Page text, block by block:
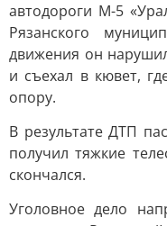
автодороги М-5
Рязанского
движения он
и съехал в кювет,
опору.
В результате ДТП
получил тяжкие
скончался.
Уголовное дело